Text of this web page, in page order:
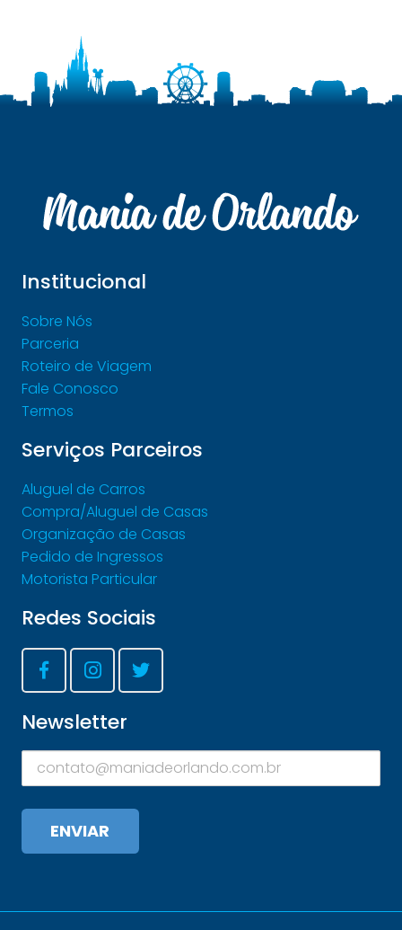
Institucional
Sobre Nós
Parceria
Roteiro de Viagem
Fale Conosco
Termos
Serviços Parceiros
Aluguel de Carros
Compra/Aluguel de Casas
Organização de Casas
Pedido de Ingressos
Motorista Particular
Redes Sociais
Newsletter
ENVIAR